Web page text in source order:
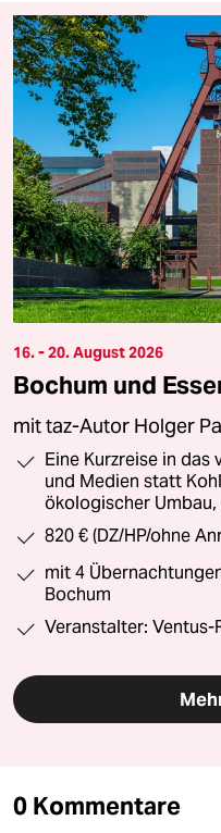
16. - 20. August 2026
Bochum und
mit taz-Autor Holger
Eine Kurzreise in
und Medien statt
ökologischer Umbau,
820 € (DZ/HP/ohne
mit 4
Bochum
Veranstalter: Ventus-
0 Kommentare